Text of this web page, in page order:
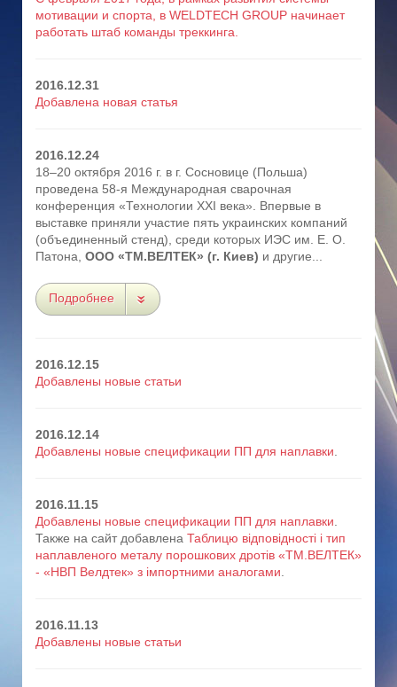
мотивации и спорта, в WELDTECH GROUP начинает
работать штаб команды треккинга.
2016.12.31
Добавлена новая статья
2016.12.24
18–20 октября 2016 г. в г. Сосновице (Польша)
проведена 58-я Международная сварочная
конференция «Технологии XXI века». Впервые в
выставке приняли участие пять украинских компаний
(объединенный стенд), среди которых ИЭС им. Е. О.
Патона, ООО «ТМ.ВЕЛТЕК» (г. Киев) и другие...
Подробнее
2016.12.15
Добавлены новые статьи
2016.12.14
Добавлены новые спецификации ПП для наплавки
2016.11.15
Добавлены новые спецификации ПП для наплавки
Также на сайт добавлена Таблицю відповідності і тип
наплавленого металу порошкових дротів «ТМ.ВЕЛТЕК»
- «НВП Велдтек» з імпортними аналогами
2016.11.13
Добавлены новые статьи